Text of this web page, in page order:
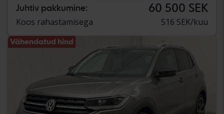
Juhtiv pakkumine: 60 500 SEK
Koos rahastamisega 516 SEK/kuu
Vähendatud hind